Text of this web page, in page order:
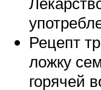
Рецепт
ложку
горячей